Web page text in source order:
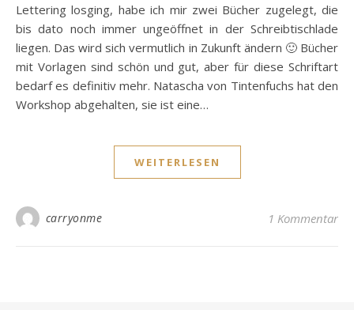
Lettering losging, habe ich mir zwei Bücher zugelegt, die
bis dato noch immer ungeöffnet in der Schreibtischlade
liegen. Das wird sich vermutlich in Zukunft ändern 🙂 Bücher
mit Vorlagen sind schön und gut, aber für diese Schriftart
bedarf es definitiv mehr. Natascha von Tintenfuchs hat den
Workshop abgehalten, sie ist eine…
WEITERLESEN
carryonme 1 Kommentar